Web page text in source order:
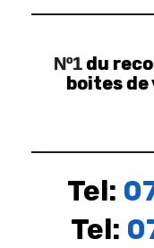
Nº1du
boites de
Tel:
Tel: